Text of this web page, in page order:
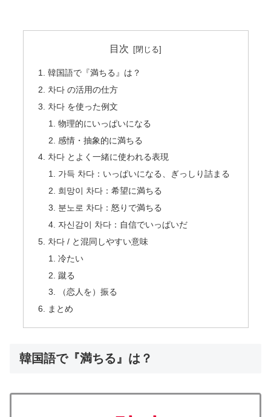
目次
韓国語で『満ちる』は？
차다 の活用の仕方
차다 を使った例文
物理的にいっぱいになる
感情・抽象的に満ちる
차다 とよく一緒に使われる表現
가득 차다：いっぱいになる、ぎっしり詰まる
희망이 차다：希望に満ちる
분노로 차다：怒りで満ちる
자신감이 차다：自信でいっぱいだ
차다 / と混同しやすい意味
冷たい
蹴る
（恋人を）振る
まとめ
韓国語で『満ちる』は？